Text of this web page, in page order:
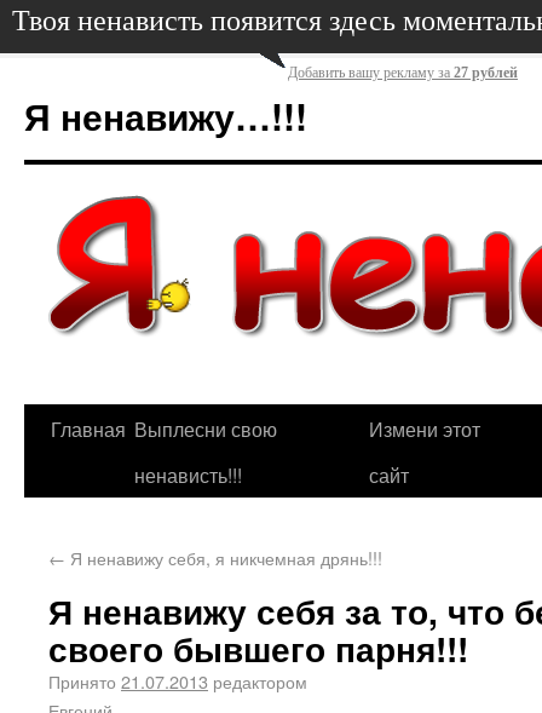
Твоя ненависть появится здесь
Добавить вашу рекламу за 27 рублей
Я ненавижу…!!!
Главная Выплесни свою
ненависть!!!
Измени этот
сайт
← Я ненавижу себя, я никчемная дрянь!!!
Я ненавижу себя за то, что
своего бывшего парня!!!
Принято 21.07.2013 редактором